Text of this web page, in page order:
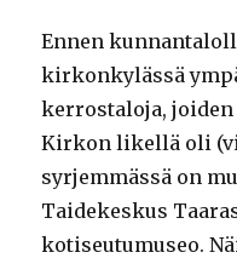
Ennen
kirkonkylässä
kerrostaloja,
Kirkon likellä oli
syrjemmässä on
Taidekeskus
kotiseutumuseo.